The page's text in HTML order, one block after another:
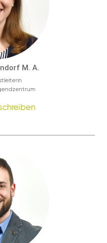
M. A.